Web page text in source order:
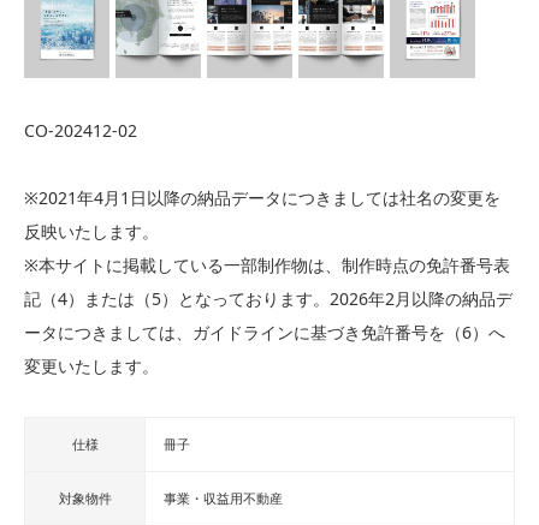
CO-202412-02
※2021年4月1日以降の納品データにつきましては社名の変更を
反映いたします。
※本サイトに掲載している一部制作物は、制作時点の免許番号表
記（4）または（5）となっております。2026年2月以降の納品デ
ータにつきましては、ガイドラインに基づき免許番号を（6）へ
変更いたします。
仕様 冊子
対象物件 事業・収益用不動産